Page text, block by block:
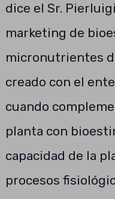
dice el Sr.
marketing de
micronutrientes
creado con el
cuando
planta con
capacidad de la
procesos